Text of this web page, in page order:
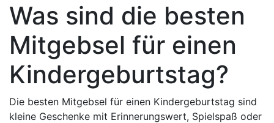
Was sind die besten
Mitgebsel für einen
Kindergeburtstag?
Die besten Mitgebsel für einen Kindergeburtstag sind
kleine Geschenke mit Erinnerungswert, Spielspaß oder